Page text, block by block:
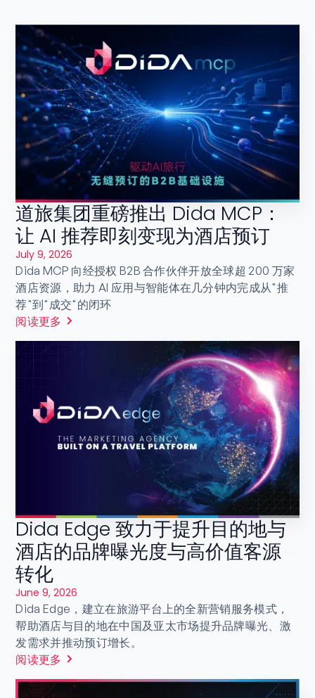
道旅集团重磅推出 Dida MCP：
让 AI 推荐即刻变现为酒店预订
July 9, 2026
Dida MCP 向经授权 B2B 合作伙伴开放全球超 200 万家
酒店资源，助力 AI 应用与智能体在几分钟内完成从"推
荐"到"成交"的闭环
阅读更多
Dida Edge 致力于提升目的地与
酒店的品牌曝光度与高价值客源
转化
June 9, 2026
Dida Edge，建立在旅游平台上的全新营销服务模式，
帮助酒店与目的地在中国及亚太市场提升品牌曝光、激
发需求并推动预订增长。
阅读更多